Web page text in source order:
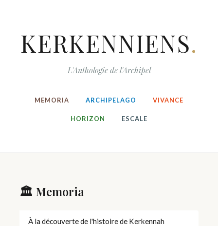
KERKENNIENS.
L'Anthologie de l'Archipel
MEMORIA ARCHIPELAGO VIVANCE
HORIZON ESCALE
🏛️ Memoria
À la découverte de l'histoire de Kerkennah